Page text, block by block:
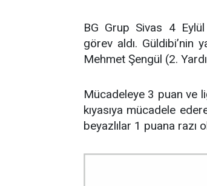
BG Grup Sivas 4
görev aldı. Güldibi’nin
Mehmet Şengül (2.
Mücadeleye 3 puan ve
kıyasıya mücadele
beyazlılar 1 puana razı